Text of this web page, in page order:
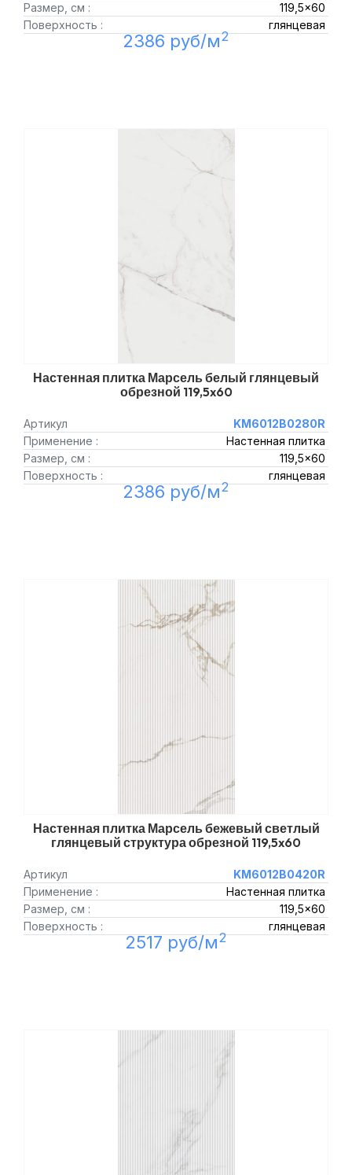
Размер, см :
119,5x60
Поверхность :
глянцевая
2386 руб/м2
Настенная плитка Марсель белый глянцевый
обрезной 119,5x60
Артикул
KM6012B0280R
Применение :
Настенная плитка
Размер, см :
119,5x60
Поверхность :
глянцевая
2386 руб/м2
Настенная плитка Марсель бежевый светлый
глянцевый структура обрезной 119,5x60
Артикул
KM6012B0420R
Применение :
Настенная плитка
Размер, см :
119,5x60
Поверхность :
глянцевая
2517 руб/м2